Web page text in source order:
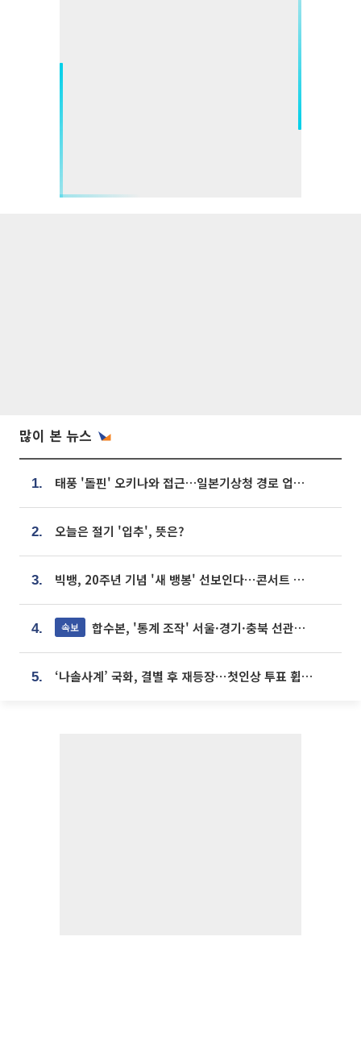
많이 본 뉴스
1. 태풍 '돌핀' 오키나와 접근…일본기상청 경로 업데이트
2. 오늘은 절기 '입추', 뜻은?
3. 빅뱅, 20주년 기념 '새 뱅봉' 선보인다⋯콘서트 앞두고 팝업 개최
4. 속보 합수본, '통계 조작' 서울·경기·충북 선관위 등 추가 압수수색
5. ‘나솔사계’ 국화, 결별 후 재등장⋯첫인상 투표 휩쓸고 ‘인기녀’ 등극